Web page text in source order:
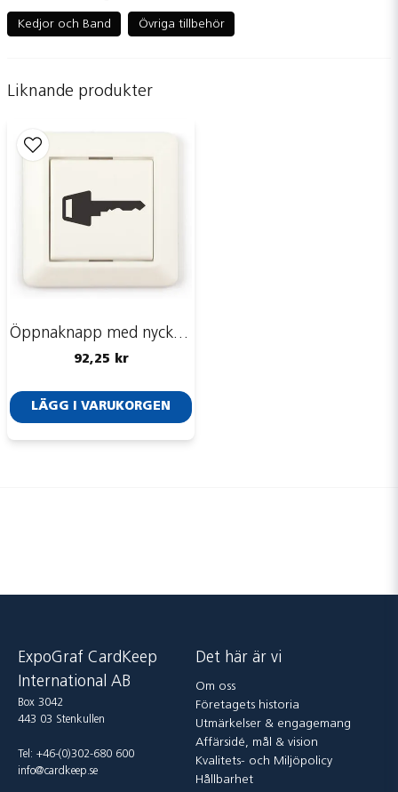
Fråga oss något om denna produkten...
name
Ja, ni får publicera min fråga
Skicka fråga
Kedjor och Band Övriga tillbehör
Liknande produkter
Öppnaknapp med nyckel logga
92,25 kr
LÄGG I VARUKORGEN
ExpoGraf CardKeep
International AB
Box 3042
443 03 Stenkullen
Tel: +46-(0)302-680 600
info@cardkeep.se
Det här är vi
Om oss
Företagets historia
Utmärkelser & engagemang
Affärsidé, mål & vision
Kvalitets- och Miljöpolicy
Hållbarhet